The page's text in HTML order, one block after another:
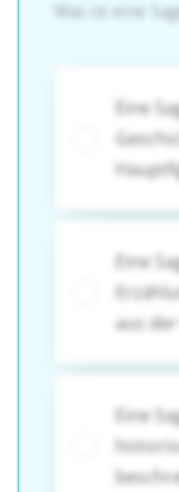
Was ist eine
Eine
Eine
aus
Eine